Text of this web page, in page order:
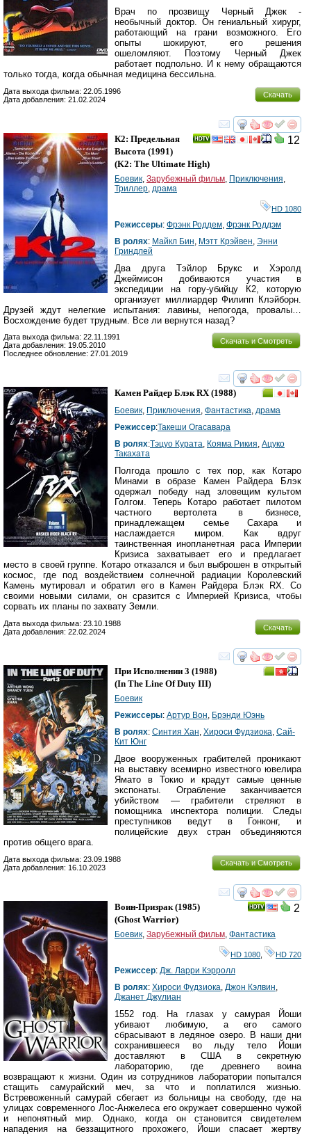
Врач по прозвищу Черный Джек -
необычный доктор. Он гениальный хирург,
работающий на грани возможного. Его
опыты шокируют, его решения
ошеломляют. Поэтому Черный Джек
работает подпольно. И к нему обращаются
только тогда, когда обычная медицина бессильна.
Скачать
Дата выхода фильма: 22.05.1996
Дата добавления: 21.02.2024
смотреть
12
К2: Предельная
Высота (1991)
(K2: The Ultimate High)
Боевик Зарубежный фильм Приключения
Триллер драма
HD 1080
Режиссеры: Фрэнк Роддем Фрэнк Роддэм
В ролях: Майкл Бин Мэтт Крэйвен Энни
Гриндлей
Два друга Тэйлор Брукс и Хэролд
Джеймисон добиваются участия в
экспедиции на гору-убийцу К2, которую
организует миллиардер Филипп Клэйборн.
Друзей ждут нелегкие испытания: лавины, непогода, провалы…
Восхождение будет трудным. Все ли вернутся назад?
Скачать и Смотреть
Дата выхода фильма: 22.11.1991
Дата добавления: 19.05.2010
Последнее обновление: 27.01.2019
смотреть
Камен Райдер Блэк RX(1988)
Боевик, Приключения, Фантастика, драма
Режиссер:Такеши Огасавара
В ролях:Тэцуо Курата, Кояма Рикия, Ацуко
Такахата
Полгода прошло с тех пор, как Котаро
Минами в образе Камен Райдера Блэк
одержал победу над зловещим культом
Голгом. Теперь Котаро работает пилотом
частного вертолета в бизнесе,
принадлежащем семье Сахара и
наслаждается миром. Как вдруг
таинственная инопланетная раса Империи
Кризиса захватывает его и предлагает
место в своей группе. Котаро отказался и был выброшен в открытый
космос, где под воздействием солнечной радиации Королевский
Камень мутировал и обратил его в Камен Райдера Блэк RX. Со
своими новыми силами, он сразится с Империей Кризиса, чтобы
сорвать их планы по захвату Земли.
Скачать
Дата выхода фильма: 23.10.1988
Дата добавления: 22.02.2024
смотреть
При Исполнении 3 (1988)
(In The Line Of Duty III)
Боевик
Режиссеры: Артур Вон, Брэнди Юэнь
В ролях: Синтия Хан, Хироси Фудзиока, Сай-
Кит Юнг
Двое вооруженных грабителей проникают
на выставку всемирно известного ювелира
Ямато в Токио и крадут самые ценные
экспонаты. Ограбление заканчивается
убийством — грабители стреляют в
помощника инспектора полиции. Следы
преступников ведут в Гонконг, и
полицейские двух стран объединяются
против общего врага.
Скачать и Смотреть
Дата выхода фильма: 23.09.1988
Дата добавления: 16.10.2023
смотреть
2
Воин-Призрак (1985)
(Ghost Warrior)
Боевик, Зарубежный фильм, Фантастика
HD 1080 HD 720
Режиссер: Дж. Ларри Кэрролл
В ролях: Хироси Фудзиока, Джон Кэлвин,
Джанет Джулиан
1552 год. На глазах у самурая Йоши
убивают любимую, а его самого
сбрасывают в ледяное озеро. В наши дни
сохранившееся во льду тело Йоши
доставляют в США в секретную
лабораторию, где древнего воина
возвращают к жизни. Один из сотрудников лаборатории попытался
стащить самурайский меч, за что и поплатился жизнью.
Встревоженный самурай сбегает из больницы на свободу, где на
улицах современного Лос-Анжелеса его окружает совершенно чужой
и непонятный мир. Однако, когда он становится свидетелем
нападения на беззащитного прохожего, Йоши спасает жертву